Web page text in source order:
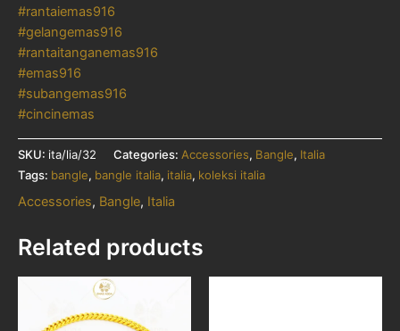
#rantaiemas916
#gelangemas916
#rantaitanganemas916
#emas916
#subangemas916
#cincinemas
SKU: ita/lia/32 Categories: Accessories, Bangle, Italia
Tags: bangle, bangle italia, italia, koleksi italia
Accessories, Bangle, Italia
Related products